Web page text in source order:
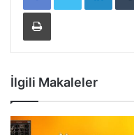
Yazdır
İlgili Makaleler